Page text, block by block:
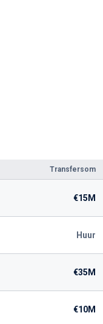
Transfersom
€15M
Huur
€35M
€10M